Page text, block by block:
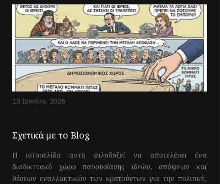
15 Ιουνίου, 2026
Σχετικά με το Blog
Η ιστοσελίδα αυτή φιλοδοξεί να αποτελέσει ένα
διαδικτυακό χώρο παρουσίασης ιδεών, απόψεων και
θέσεων εναλλακτικών των κρατούντων για την πολιτική,